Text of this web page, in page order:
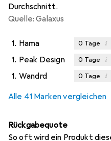
Durchschnitt.
Quelle: Galaxus
1. Hama 0 Tage i
1. Peak Design 0 Tage i
1. Wandrd 0 Tage i
Alle 41 Marken vergleichen
Rückgabequote
So oft wird ein Produkt